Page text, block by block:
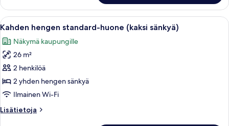
kuvat
1
suuri
parisänky
bed
possibility)
Avaa
kaikki
huonetyypin
Kahden
hengen
standard-
huone
sänkyä)
Moderni hotellihuone, jossa on
10
Kahden hengen standard-huone (kaksi sänkyä)
Näkymä kaupungille
26 m²
2 henkilöä
2 yhden hengen sänkyä
Ilmainen Wi-Fi
Lisätietoja
Lisätietoja